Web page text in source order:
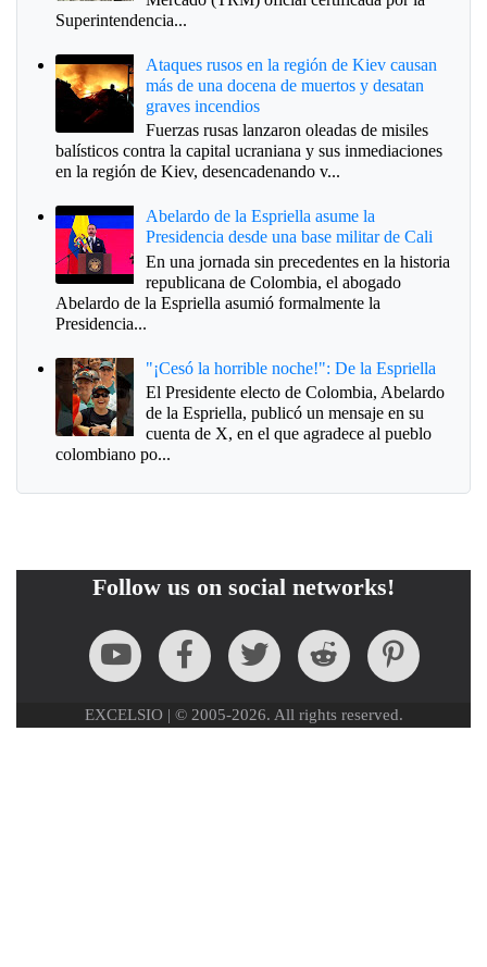
Superintendencia...
Ataques rusos en la región de Kiev causan
más de una docena de muertos y desatan
graves incendios
Fuerzas rusas lanzaron oleadas de misiles
balísticos contra la capital ucraniana y sus inmediaciones
en la región de Kiev, desencadenando v...
Abelardo de la Espriella asume la
Presidencia desde una base militar de Cali
En una jornada sin precedentes en la historia
republicana de Colombia, el abogado
Abelardo de la Espriella asumió formalmente la
Presidencia...
"¡Cesó la horrible noche!": De la Espriella
El Presidente electo de Colombia, Abelardo
de la Espriella, publicó un mensaje en su
cuenta de X, en el que agradece al pueblo
colombiano po...
Follow us on social networks!
EXCELSIO | © 2005-2026. All rights reserved.